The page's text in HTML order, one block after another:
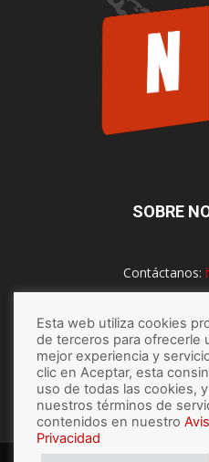
SOBRE
Contáctanos:
Esta web utiliza cookies
de terceros para ofrecerle
mejor experiencia y
clic en Aceptar, esta
uso de todas las cookies,
nuestros términos de
contenidos en nuestro
Privacidad